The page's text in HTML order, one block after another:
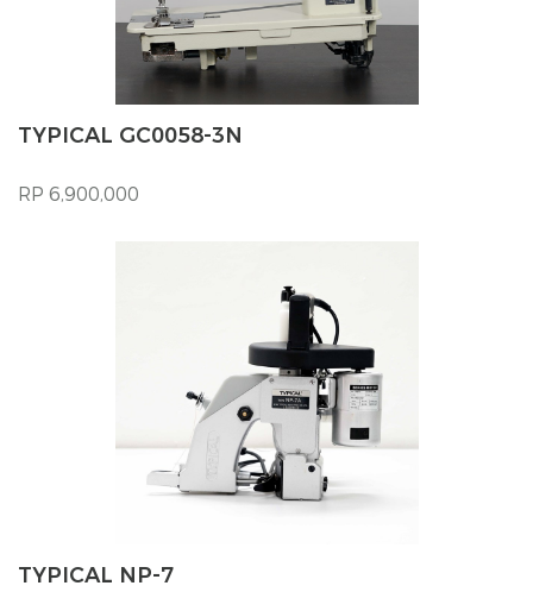
TYPICAL GC0058-3N
RP 6,900,000
TYPICAL NP-7